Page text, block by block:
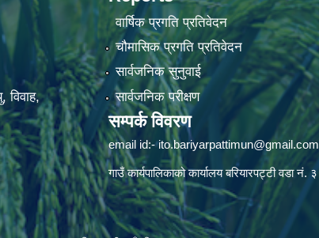
विवाह,
वार्षिक प्रगति प्रतिवेदन
चौमासिक प्रगति प्रतिवेदन
सार्वजनिक सुनुवाई
सार्वजनिक परीक्षण
सम्पर्क विवरण
email id:-ito.bariyarpattimun@gmail.com
गाउँ कार्यपालिकाको कार्यालय बरियारपट्टी वडा नं. ३